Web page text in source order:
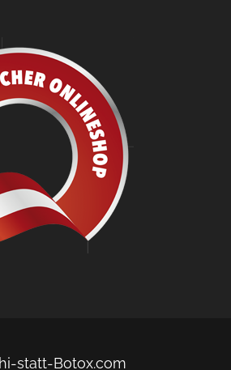
statt-Botox.com